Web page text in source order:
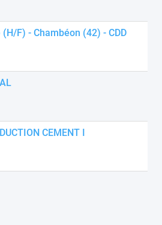
F) - Chambéon (42) - CDD
CEMENT I